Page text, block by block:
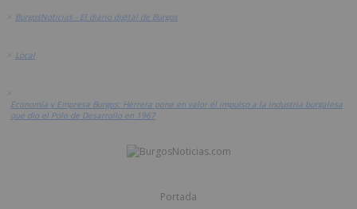
> BurgosNoticias - El diario digital de Burgos
> Local
>
Economía y Empresa Burgos: Herrera pone en valor el impulso a la industria burgalesa
que dio el Polo de Desarrollo en 1967
Portada